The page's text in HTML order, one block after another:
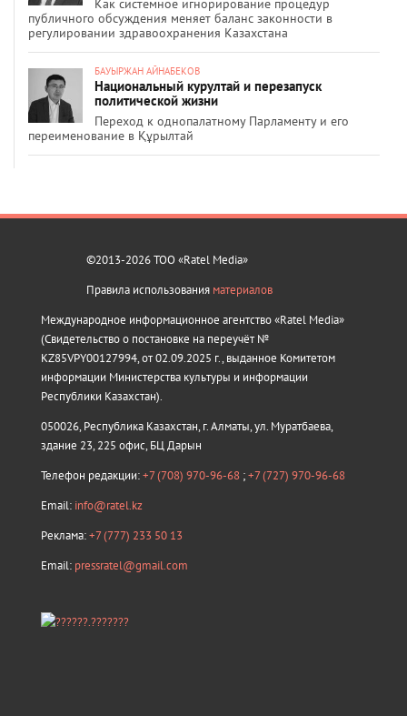
Как системное игнорирование процедур
публичного обсуждения меняет баланс законности в
регулировании здравоохранения Казахстана
БАУЫРЖАН АЙНАБЕКОВ
Национальный курултай и перезапуск
политической жизни
Переход к однопалатному Парламенту и его
переименование в Құрылтай
©2013-2026 ТОО «Ratel Media»
Правила использования материалов
Международное информационное агентство «Ratel Media»
(Свидетельство о постановке на переучёт №
KZ85VPY00127994, от 02.09.2025 г., выданное Комитетом
информации Министерства культуры и информации
Республики Казахстан).
050026, Республика Казахстан, г. Алматы, ул. Муратбаева,
здание 23, 225 офис, БЦ Дарын
Телефон редакции:+7 (708) 970-96-68 ;+7 (727) 970-96-68
Email: info@ratel.kz
Реклама:+7 (777) 233 50 13
Email: pressratel@gmail.com